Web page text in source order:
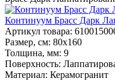
Континуум Брасс Дарк
Артикул товара:
Размер, см: 80x160
Толщина, мм: 9
Поверхность:
Материал: Керамогранит